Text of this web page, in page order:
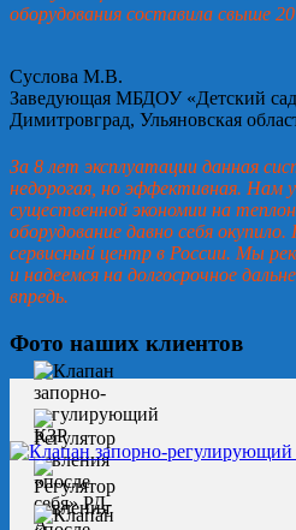
оборудования составила свыше
Суслова М.В.
Заведующая МБДОУ «Детский
Димитровград, Ульяновская
За 8 лет эксплуатации данная
недорогая, но эффективная. Нам
существенной экономии на
оборудование давно себя
сервисный центр в России. Мы
и надеемся на долгосрочное
впредь.
Фото наших клиентов